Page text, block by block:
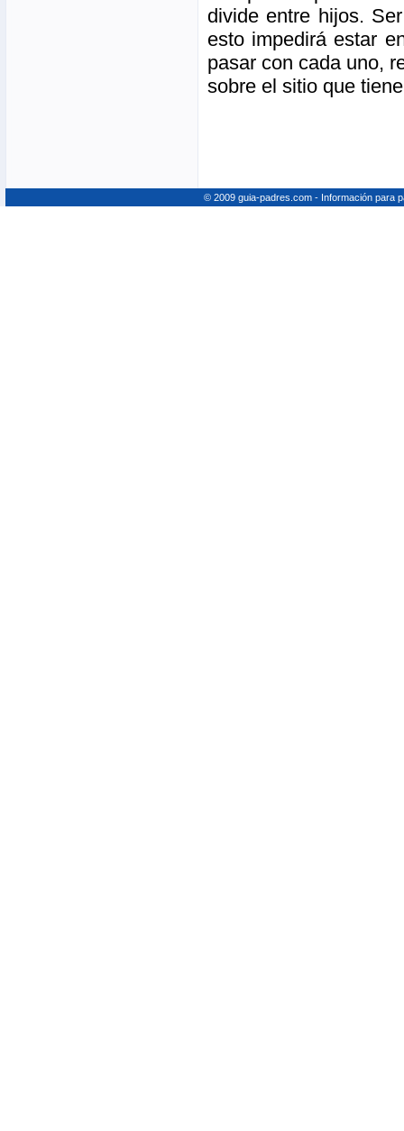
divide entre hijos.
esto impedirá estar
pasar con cada uno,
sobre el sitio que
© 2009 guia-padres.com - Información para